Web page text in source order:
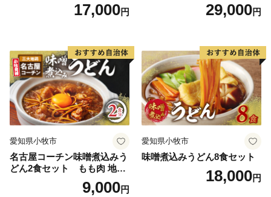
17,000円 29,000円
愛知県小牧市
名古屋コーチン味噌煮込みう
どん2食セット もも肉 地鶏
9,000円
愛知県小牧市
味噌煮込みうどん8食セット
18,000円